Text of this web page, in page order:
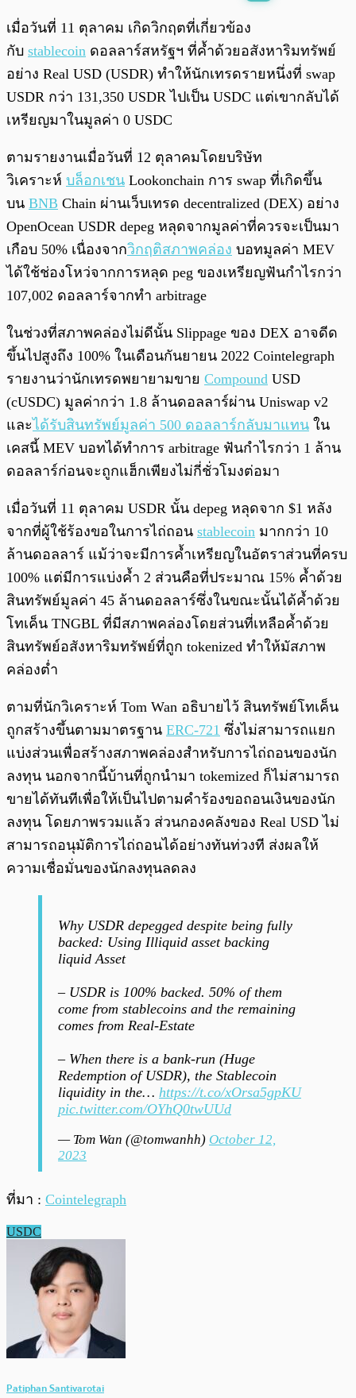
พร้อมเล่น
เมื่อวันที่ 11 ตุลาคม เกิดวิกฤตที่เกี่ยวข้อง
กับ stablecoin ดอลลาร์สหรัฐฯ ที่ค้ำด้วยอสังหาริมทรัพย์
อย่าง Real USD (USDR) ทำให้นักเทรดรายหนึ่งที่ swap
USDR กว่า 131,350 USDR ไปเป็น USDC แต่เขากลับได้
เหรียญมาในมูลค่า 0 USDC
ตามรายงานเมื่อวันที่ 12 ตุลาคมโดยบริษัท
วิเคราะห์ บล็อกเชน Lookonchain การ swap ที่เกิดขึ้น
บน BNB Chain ผ่านเว็บเทรด decentralized (DEX) อย่าง
OpenOcean USDR depeg หลุดจากมูลค่าที่ควรจะเป็นมา
เกือบ 50% เนื่องจากวิกฤติสภาพคล่อง บอทมูลค่า MEV
ได้ใช้ช่องโหว่จากการหลุด peg ของเหรียญฟันกำไรกว่า
107,002 ดอลลาร์จากทำ arbitrage
ในช่วงที่สภาพคล่องไม่ดีนั้น Slippage ของ DEX อาจดีด
ขึ้นไปสูงถึง 100% ในเดือนกันยายน 2022 Cointelegraph
รายงานว่านักเทรดพยายามขาย Compound USD
(cUSDC) มูลค่ากว่า 1.8 ล้านดอลลาร์ผ่าน Uniswap v2
และได้รับสินทรัพย์มูลค่า 500 ดอลลาร์กลับมาแทน ใน
เคสนี้ MEV บอทได้ทำการ arbitrage ฟันกำไรกว่า 1 ล้าน
ดอลลาร์ก่อนจะถูกแฮ็กเพียงไม่กี่ชั่วโมงต่อมา
เมื่อวันที่ 11 ตุลาคม USDR นั้น depeg หลุดจาก $1 หลัง
จากที่ผู้ใช้ร้องขอในการไถ่ถอน stablecoin มากกว่า 10
ล้านดอลลาร์ แม้ว่าจะมีการค้ำเหรียญในอัตราส่วนที่ครบ
100% แต่มีการแบ่งค้ำ 2 ส่วนคือที่ประมาณ 15% ค้ำด้วย
สินทรัพย์มูลค่า 45 ล้านดอลลาร์ซึ่งในขณะนั้นได้ค้ำด้วย
โทเค็น TNGBL ที่มีสภาพคล่องโดยส่วนที่เหลือค้ำด้วย
สินทรัพย์อสังหาริมทรัพย์ที่ถูก tokenized ทำให้มัสภาพ
คล่องต่ำ
ตามที่นักวิเคราะห์ Tom Wan อธิบายไว้ สินทรัพย์โทเค็น
ถูกสร้างขึ้นตามมาตรฐาน ERC-721 ซึ่งไม่สามารถแยก
แบ่งส่วนเพื่อสร้างสภาพคล่องสำหรับการไถ่ถอนของนัก
ลงทุน นอกจากนี้บ้านที่ถูกนำมา tokemized ก็ไม่สามารถ
ขายได้ทันทีเพื่อให้เป็นไปตามคำร้องขอถอนเงินของนัก
ลงทุน โดยภาพรวมแล้ว ส่วนกองคลังของ Real USD ไม่
สามารถอนุมัติการไถ่ถอนได้อย่างทันท่วงที ส่งผลให้
ความเชื่อมั่นของนักลงทุนลดลง
Why USDR depegged despite being fully
backed: Using Illiquid asset backing
liquid Asset
– USDR is 100% backed. 50% of them
come from stablecoins and the remaining
comes from Real-Estate
– When there is a bank-run (Huge
Redemption of USDR), the Stablecoin
liquidity in the… https://t.co/xOrsa5gpKU
pic.twitter.com/OYhQ0twUUd
— Tom Wan (@tomwanhh) October 12,
2023
ที่มา : Cointelegraph
USDC
Patiphan Santivarotai